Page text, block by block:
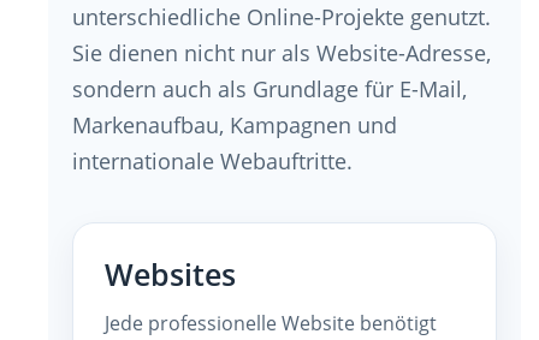
unterschiedliche Online-Projekte genutzt.
Sie dienen nicht nur als Website-Adresse,
sondern auch als Grundlage für E-Mail,
Markenaufbau, Kampagnen und
internationale Webauftritte.
Websites
Jede professionelle Website benötigt